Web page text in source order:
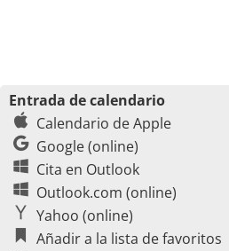
Entrada de calendario
Calendario de Apple
Google (online)
Cita en Outlook
Outlook.com (online)
Yahoo (online)
Añadir a la lista de favoritos